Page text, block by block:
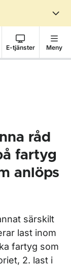
E-tjänster Meny
råd
fartyg
anlöps
särskilt
last inom
fartyg som
2. last i